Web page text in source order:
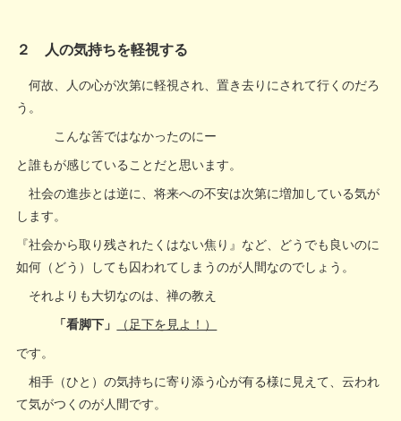
２ 人の気持ちを軽視する
何故、人の心が次第に軽視され、置き去りにされて行くのだろ
う。
こんな筈ではなかったのにー
と誰もが感じていることだと思います。
社会の進歩とは逆に、将来への不安は次第に増加している気が
します。
『社会から取り残されたくはない焦り』など、どうでも良いのに
如何（どう）しても囚われてしまうのが人間なのでしょう。
それよりも大切なのは、禅の教え
「看脚下」
（ 足下を見よ！）
です。
相手（ひと）の気持ちに寄り添う心が有る様に見えて、云われ
て気がつくのが人間です。